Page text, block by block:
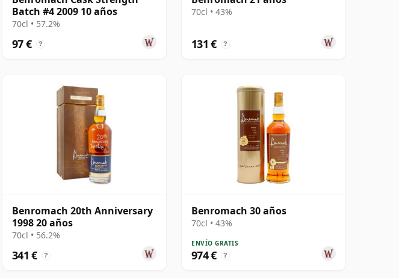
Batch #4 2009 10 años
70cl • 57.2%
97 € ?
70cl • 43%
131 € ?
Benromach 20th Anniversary
1998 20 años
70cl • 56.2%
341 € ?
Benromach 30 años
70cl • 43%
ENVÍO GRATIS
974 € ?